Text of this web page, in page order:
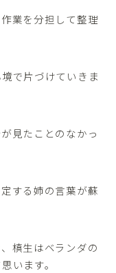
業を分担して整理
で片づけていきま
見たことのなかっ
する姉の言葉が蘇
槙生はベランダの
います。